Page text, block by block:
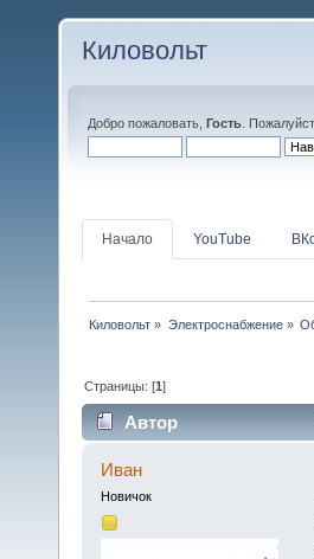
Киловольт
Добро пожаловать, Гость .
Начало YouTube
Киловольт » Электроснабжение»
Страницы: [1]
Автор
Иван
Новичок